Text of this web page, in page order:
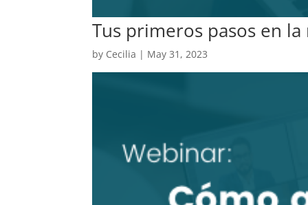
Tus primeros pasos en
by Cecilia | May 31, 2023